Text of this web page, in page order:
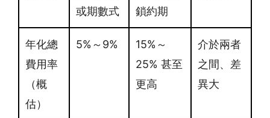
或期數式
鎖約期
年化總
費用率
（概
估）
5%～9%
15%～
25% 甚至
更高
介於兩者
之間、差
異大